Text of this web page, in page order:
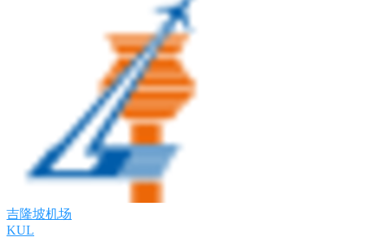
吉隆坡机场
KUL